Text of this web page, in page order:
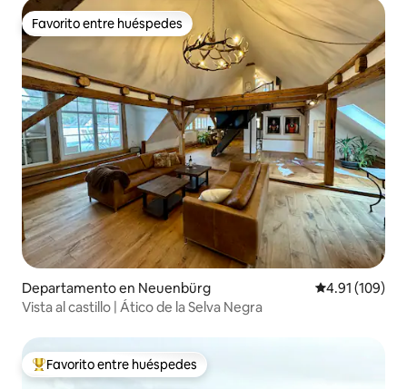
Favorito entre huéspedes
Favorito entre huéspedes
Departamento en Neuenbürg Calificación
4.91 (109)
Vista al castillo | Ático de la Selva Negra
De los mejores en Favorito entre huéspedes
Favorito entre huéspedes